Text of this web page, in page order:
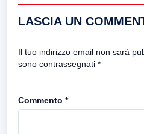
LASCIA UN
Il tuo indirizzo email non sarà
sono contrassegnati *
Commento *